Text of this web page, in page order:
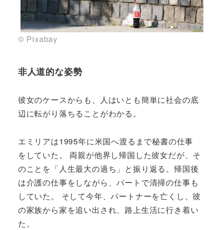
© Pixabay
非人道的な姿勢
彼女のケースからも、人はいとも簡単に社会の底
辺に転がり落ちることがわかる。
エミリアは1995年に米国へ渡るまで秘書の仕事
をしていた。 両親が他界し帰国した彼女だが、そ
のことを「人生最大の過ち」と振り返る。帰国後
は介護の仕事をしながら、パートで清掃の仕事も
していた。 そして今年、パートナーを亡くし、彼
の家族から家を追い出され、路上生活に行き着い
た。